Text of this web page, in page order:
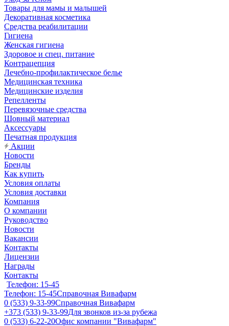
Товары для мамы и малышей
Декоративная косметика
Средства реабилитации
Гигиена
Женская гигиена
Здоровое и спец. питание
Контрацепция
Лечебно-профилактическое белье
Медицинская техника
Медицинские изделия
Репелленты
Перевязочные средства
Шовный материал
Аксессуары
Печатная продукция
Акции
Новости
Бренды
Как купить
Условия оплаты
Условия доставки
Компания
О компании
Руководство
Новости
Вакансии
Контакты
Лицензии
Награды
Контакты
Телефон: 15-45
Телефон: 15-45Справочная Вивафарм
0 (533) 9-33-99Справочная Вивафарм
+373 (533) 9-33-99Для звонков из-за рубежа
0 (533) 6-22-20Офис компании "Вивафарм"